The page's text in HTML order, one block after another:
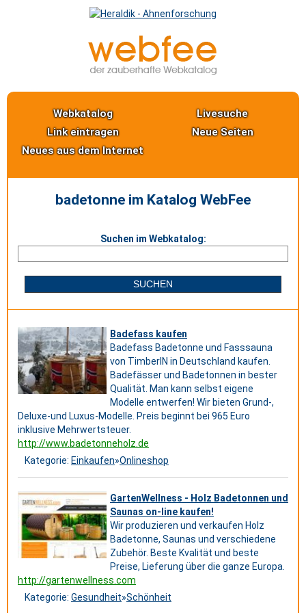
Webkatalog
Livesuche
Link eintragen
Neue Seiten
Neues aus dem Internet
badetonne im Katalog WebFee
Suchen im Webkatalog:
Badefass kaufen
Badefass Badetonne und Fasssauna
von TimberIN in Deutschland kaufen.
Badefässer und Badetonnen in bester
Qualität. Man kann selbst eigene
Modelle entwerfen! Wir bieten Grund-,
Deluxe-und Luxus-Modelle. Preis beginnt bei 965 Euro
inklusive Mehrwertsteuer.
http://www.badetonneholz.de
Kategorie: Einkaufen»Onlineshop
GartenWellness - Holz Badetonnen und
Saunas on-line kaufen!
Wir produzieren und verkaufen Holz
Badetonne, Saunas und verschiedene
Zubehör. Beste Kvalität und beste
Preise, Lieferung über die ganze Europa.
http://gartenwellness.com
Kategorie: Gesundheit»Schönheit